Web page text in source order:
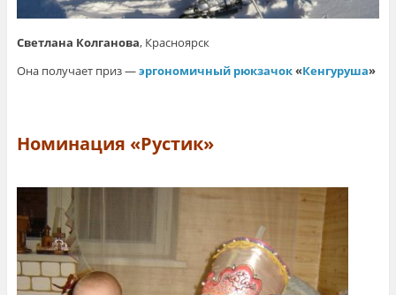
Светлана Колганова, Красноярск
Она получает приз —эргономичный рюкзачок«Кенгуруша»
Номинация «Рустик»